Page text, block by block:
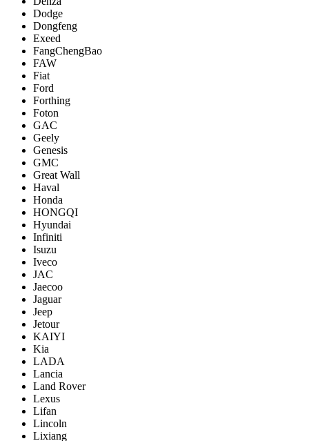
Dodge
Dongfeng
Exeed
FangChengBao
FAW
Fiat
Ford
Forthing
Foton
GAC
Geely
Genesis
GMC
Great Wall
Haval
Honda
HONGQI
Hyundai
Infiniti
Isuzu
Iveco
JAC
Jaecoo
Jaguar
Jeep
Jetour
KAIYI
Kia
LADA
Lancia
Land Rover
Lexus
Lifan
Lincoln
Lixiang